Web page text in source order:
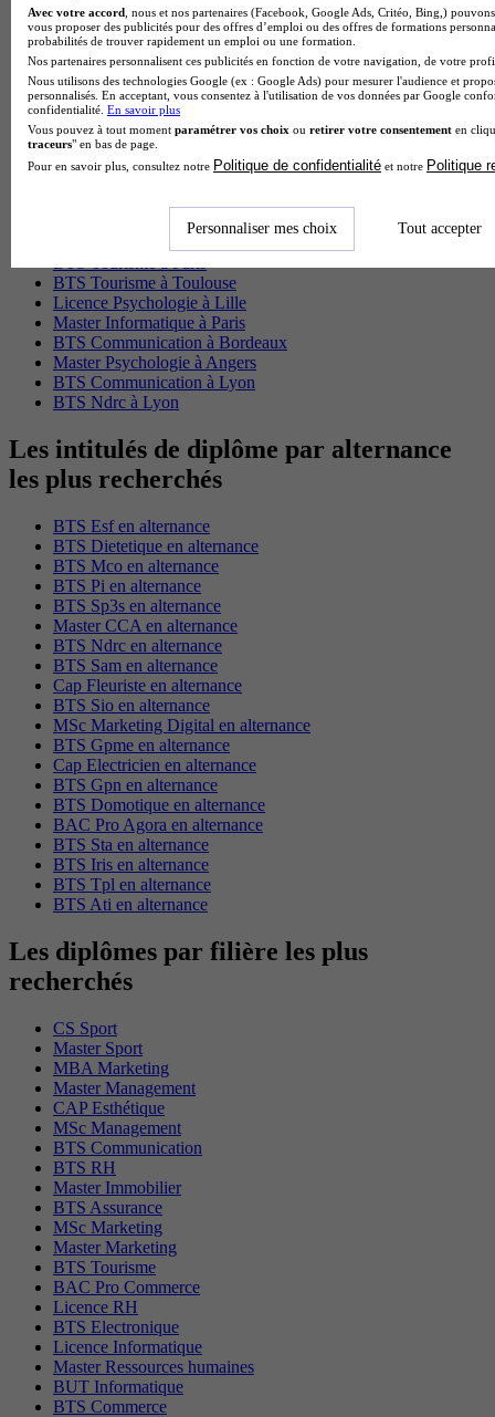
Master Meef à Lille
Prépa Medecine à Paris
Licence Psychologie à Paris
Master Psychologie à Lyon
Licence Psychologie à Toulouse
Master Psychologie à Lille
Master Psychologie à Montpellier
Master Psychologie à Paris
Master Meef à Paris
BTS Tourisme à Bordeaux
BTS Tourisme à Toulouse
Licence Psychologie à Lille
Master Informatique à Paris
BTS Communication à Bordeaux
Master Psychologie à Angers
BTS Communication à Lyon
BTS Ndrc à Lyon
Les intitulés de diplôme par alternance
les plus recherchés
BTS Esf en alternance
BTS Dietetique en alternance
BTS Mco en alternance
BTS Pi en alternance
BTS Sp3s en alternance
Master CCA en alternance
BTS Ndrc en alternance
BTS Sam en alternance
Cap Fleuriste en alternance
BTS Sio en alternance
MSc Marketing Digital en alternance
BTS Gpme en alternance
Cap Electricien en alternance
BTS Gpn en alternance
BTS Domotique en alternance
BAC Pro Agora en alternance
BTS Sta en alternance
BTS Iris en alternance
BTS Tpl en alternance
BTS Ati en alternance
Les diplômes par filière les plus
recherchés
CS Sport
Master Sport
MBA Marketing
Master Management
CAP Esthétique
MSc Management
BTS Communication
BTS RH
Master Immobilier
BTS Assurance
MSc Marketing
Master Marketing
BTS Tourisme
BAC Pro Commerce
Licence RH
BTS Electronique
Licence Informatique
Master Ressources humaines
BUT Informatique
BTS Commerce
Avec votre accord , nous et nos partenaires (Facebook, Google Ads, Critéo, Bing,)
vous proposer des publicités pour des offres d’emploi ou des offres de formations
probabilités de trouver rapidement un emploi ou une formation.
Nos partenaires personnalisent ces publicités en fonction de votre navigation, de votre
Nous utilisons des technologies Google (ex : Google Ads) pour mesurer l'audience et
personnalisés. En acceptant, vous consentez à l'utilisation de vos données par Google
confidentialité. En savoir plus
Vous pouvez à tout moment paramétrer vos choix ou retirer votre consentement en
traceurs" en bas de page.
Pour en savoir plus, consultez notre Politique de confidentialité et notre Politique
Personnaliser mes choix Tout accepter